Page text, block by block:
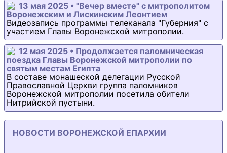
13 мая 2025 • "Вечер вместе" с митрополитом
Воронежским и Лискинским Леонтием
Видеозапись программы телеканала "Губерния" с
участием Главы Воронежской митрополии.
12 мая 2025 • Продолжается паломническая
поездка Главы Воронежской митрополии по
святым местам Египта
В составе монашеской делегации Русской
Православной Церкви группа паломников
Воронежской митрополии посетила обители
Нитрийской пустыни.
НОВОСТИ ВОРОНЕЖСКОЙ ЕПАРХИИ